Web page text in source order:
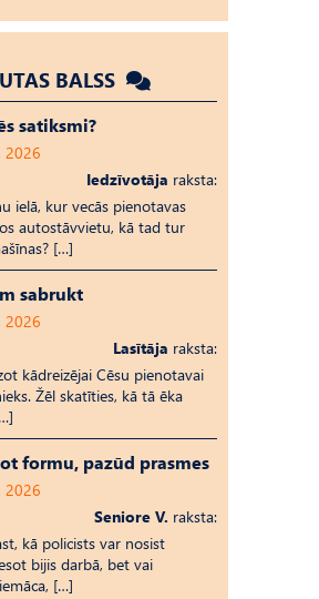
BALSS
satiksmi?
2026
Iedzīvotāja raksta:
ielā, kur vecās pienotavas
autostāvvietu, kā tad tur
[…]
sabrukt
2026
Lasītāja raksta:
kādreizējai Cēsu pienotavai
Žēl skatīties, kā tā ēka
formu, pazūd prasmes
2026
Seniore V. raksta:
kā policists var nosist
bijis darbā, bet vai
[…]